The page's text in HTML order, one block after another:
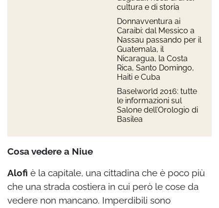
cultura e di storia
Donnavventura ai
Caraibi: dal Messico a
Nassau passando per il
Guatemala, il
Nicaragua, la Costa
Rica, Santo Domingo,
Haiti e Cuba
Baselworld 2016: tutte
le informazioni sul
Salone dell’Orologio di
Basilea
Cosa vedere a Niue
Alofi è la capitale, una cittadina che è poco più
che una strada costiera in cui però le cose da
vedere non mancano. Imperdibili sono